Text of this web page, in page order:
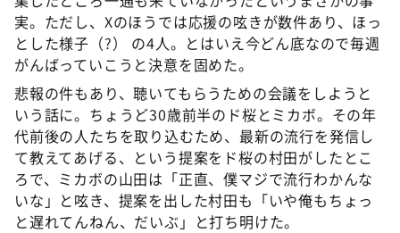
実。ただし、Xのほうでは応援の呟きが数件あり、ほっ
とした様子（?） の4人。とはいえ今どん底なので毎週
がんばっていこうと決意を固めた。
悲報の件もあり、聴いてもらうための会議をしようと
いう話に。ちょうど30歳前半のド桜とミカボ。その年
代前後の人たちを取り込むため、最新の流行を発信し
て教えてあげる、という提案をド桜の村田がしたとこ
ろで、ミカボの山田は「正直、僕マジで流行わかんな
いな」と呟き、提案を出した村田も「いや俺もちょっ
と遅れてんねん、だいぶ」と打ち明けた。